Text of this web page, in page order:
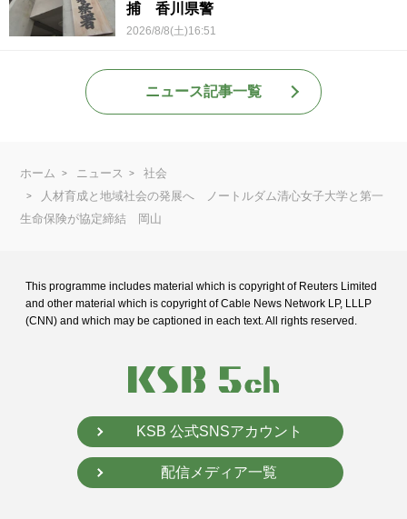
捕 香川県警
2026/8/8(土)16:51
ニュース記事一覧
ホーム ニュース
社会
人材育成と地域社会の発展へ ノートルダム清心女子大学と第一
生命保険が協定締結 岡山
This programme includes material which is copyright of Reuters Limited
and other material which is copyright of Cable News Network LP, LLLP
(CNN) and which may be captioned in each text. All rights reserved.
KSB 公式SNSアカウント
配信メディア一覧